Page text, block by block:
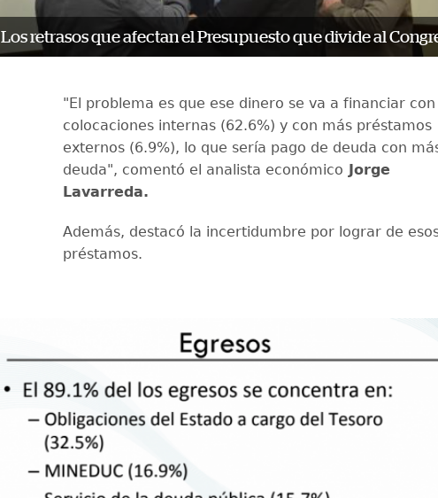
Los retrasos que afectan el Presupuesto que divide al
"El problema es que ese dinero se va a financiar con
colocaciones internas (62.6%) y con más préstamos
externos (6.9%), lo que sería pago de deuda con
deuda", comentó el analista económico Jorge
Lavarreda.
Además, destacó la incertidumbre por lograr de
préstamos.